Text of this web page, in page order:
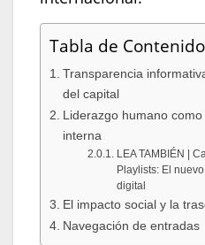
Tabla de
Transparencia
del capital
Liderazgo humano
interna
LEA TAMBIÉN |
Playlists: El
digital
El impacto social y la
Navegación de entradas